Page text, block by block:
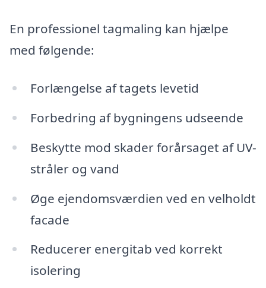
En professionel tagmaling kan hjælpe
med følgende:
Forlængelse af tagets levetid
Forbedring af bygningens udseende
Beskytte mod skader forårsaget af UV-
stråler og vand
Øge ejendomsværdien ved en velholdt
facade
Reducerer energitab ved korrekt
isolering